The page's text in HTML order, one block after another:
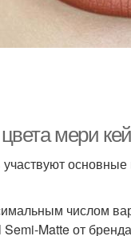
цвета мери
числом
Matte от